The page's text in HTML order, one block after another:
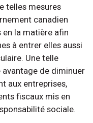
telles mesures
canadien
en la matière afin
à entrer elles aussi
Une telle
de diminuer
aux entreprises,
fiscaux mis en
sociale.